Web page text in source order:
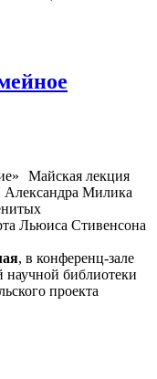
Майская лекция
Милика
Льюиса Стивенсона
, в конференц-зале
научной библиотеки
проекта